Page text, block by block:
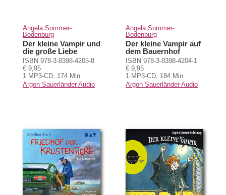
Angela Sommer-
Bodenburg
Der kleine Vampir und
die große Liebe
ISBN 978-3-8398-4205-8
€ 9,95
1 MP3-CD, 174 Min
Argon Sauerländer Audio
Angela Sommer-
Bodenburg
Der kleine Vampir auf
dem Bauernhof
ISBN 978-3-8398-4204-1
€ 9,95
1 MP3-CD, 184 Min
Argon Sauerländer Audio